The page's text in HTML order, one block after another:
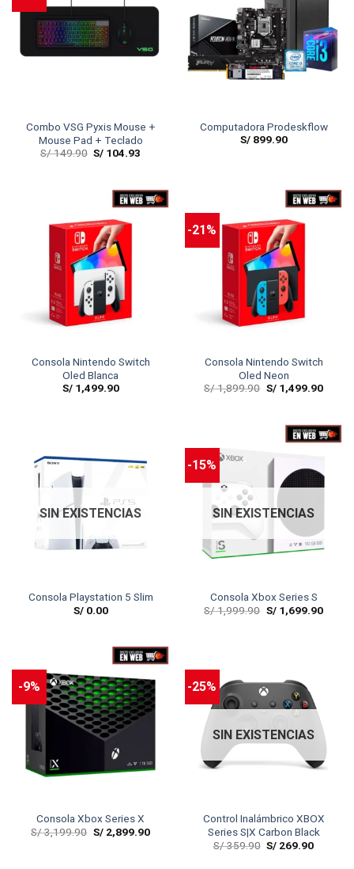
Combo VSG Pyxis Mouse +
Mouse Pad + Teclado
S/149.90 S/ 104.93
Computadora Prodeskflow
S/899.90
Consola Nintendo Switch
Oled Blanca
S/1,499.90
-21%
Consola Nintendo Switch
Oled Neon
S/1,899.90 S/1,499.90
SIN EXISTENCIAS
Consola Playstation 5 Slim
S/0.00
-15%
SIN EXISTENCIAS
Consola Xbox Series S
S/1,999.90 S/1,699.90
-9%
Consola Xbox Series X
S/3,199.90 S/2,899.90
-25%
SIN EXISTENCIAS
Control Inalámbrico XBOX
Series S|X Carbon Black
S/359.90 S/ 269.90